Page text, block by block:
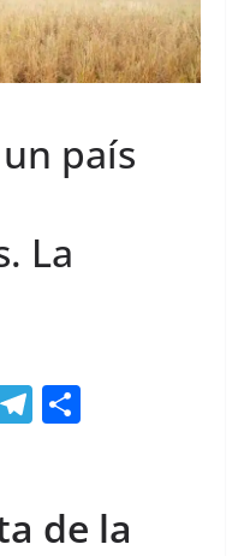
país
La
T
gr p
de la